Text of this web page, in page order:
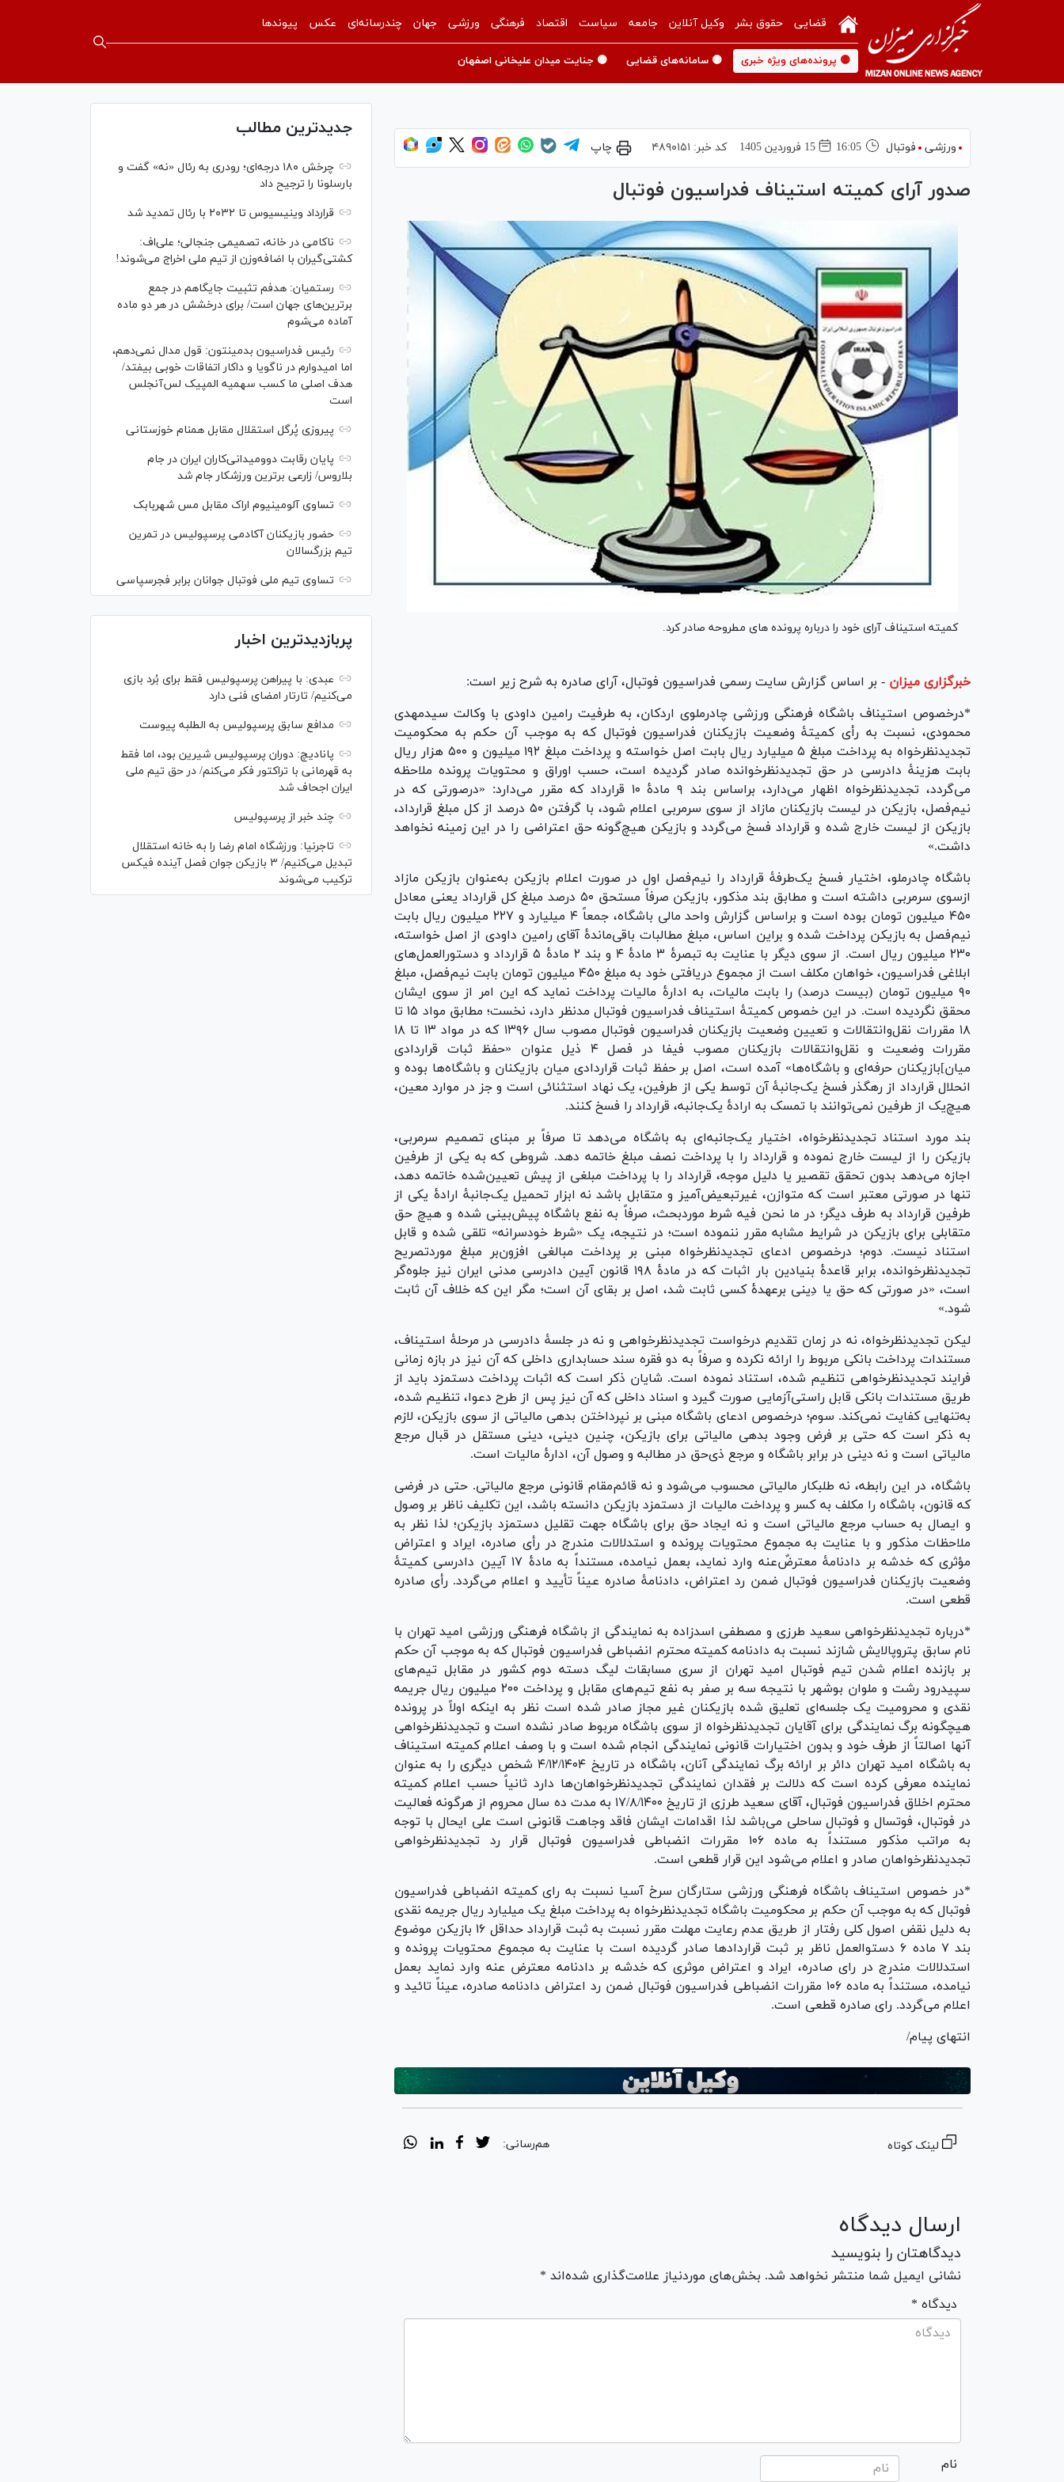
قضایی حقوق بشر وکیل آنلاین جامعه سیاست اقتصاد فرهنگی ورزشی جهان چندرسانه‌ای عکس پیوندها
🟡 پرونده‌های ویژه خبری 🟡 سامانه‌های قضایی 🟡 جنایت میدان علیخانی اصفهان
ورزشی فوتبال 16:05 15 فروردين 1405 کد خبر: ۴۸۹۰۱۵۱ چاپ
صدور آرای کمیته استیناف فدراسیون فوتبال
کمیته استیناف آرای خود را درباره پرونده های مطروحه صادر کرد.
خبرگزاری میزان - بر اساس گزارش سایت رسمی فدراسیون فوتبال، آرای صادره به شرح زیر است:
*درخصوص استیناف باشگاه فرهنگی ورزشی چادرملوی اردکان، به طرفیت رامین داودی با وکالت سیدمهدی
محمودی، نسبت به رأی کمیتۀ وضعیت بازیکنان فدراسیون فوتبال که به موجب آن حکم به محکومیت
تجدیدنظرخواه به پرداخت مبلغ ۵ میلیارد ریال بابت اصل خواسته و پرداخت مبلغ ۱۹۲ میلیون و ۵۰۰ هزار ریال
بابت هزینۀ دادرسی در حق تجدیدنظرخوانده صادر گردیده است، حسب اوراق و محتویات پرونده ملاحظه
می‌گردد، تجدیدنظرخواه اظهار می‌دارد، براساس بند ۹ مادۀ ۱۰ قرارداد که مقرر می‌دارد: «درصورتی که در
نیم‌فصل، بازیکن در لیست بازیکنان مازاد از سوی سرمربی اعلام شود، با گرفتن ۵۰ درصد از کل مبلغ قرارداد،
بازیکن از لیست خارج شده و قرارداد فسخ می‌گردد و بازیکن هیچ‌گونه حق اعتراضی را در این زمینه نخواهد
داشت.»
باشگاه چادرملو، اختیار فسخ یک‌طرفۀ قرارداد را نیم‌فصل اول در صورت اعلام بازیکن به‌عنوان بازیکن مازاد
ازسوی سرمربی داشته است و مطابق بند مذکور، بازیکن صرفاً مستحق ۵۰ درصد مبلغ کل قرارداد یعنی معادل
۴۵۰ میلیون تومان بوده است و براساس گزارش واحد مالی باشگاه، جمعاً ۴ میلیارد و ۲۲۷ میلیون ریال بابت
نیم‌فصل به بازیکن پرداخت شده و براین اساس، مبلغ مطالبات باقی‌ماندۀ آقای رامین داودی از اصل خواسته،
۲۳۰ میلیون ریال است. از سوی دیگر با عنایت به تبصرۀ ۳ مادۀ ۴ و بند ۲ مادۀ ۵ قرارداد و دستورالعمل‌های
ابلاغی فدراسیون، خواهان مکلف است از مجموع دریافتی خود به مبلغ ۴۵۰ میلیون تومان بابت نیم‌فصل، مبلغ
۹۰ میلیون تومان (بیست درصد) را بابت مالیات، به ادارۀ مالیات پرداخت نماید که این امر از سوی ایشان
محقق نگردیده است. در این خصوص کمیتۀ استیناف فدراسیون فوتبال مدنظر دارد، نخست؛ مطابق مواد ۱۵ تا
۱۸ مقررات نقل‌و‌انتقالات و تعیین وضعیت بازیکنان فدراسیون فوتبال مصوب سال ۱۳۹۶ که در مواد ۱۳ تا ۱۸
مقررات وضعیت و نقل‌وانتقالات بازیکنان مصوب فیفا در فصل ۴ ذیل عنوان «حفظ ثبات قراردادی
میان]بازیکنان حرفه‌ای و باشگاه‌ها» آمده است، اصل بر حفظ ثبات قراردادی میان بازیکنان و باشگاه‌ها بوده و
انحلال قرارداد از رهگذر فسخ یک‌جانبۀ آن توسط یکی از طرفین، یک نهاد استثنائی است و جز در موارد معین،
هیچ‌یک از طرفین نمی‌توانند با تمسک به ارادۀ یک‌جانبه، قرارداد را فسخ کنند.
بند مورد استناد تجدیدنظرخواه، اختیار یک‌جانبه‌ای به باشگاه می‌دهد تا صرفاً بر مبنای تصمیم سرمربی،
بازیکن را از لیست خارج نموده و قرارداد را با پرداخت نصف مبلغ خاتمه دهد. شروطی که به یکی از طرفین
اجازه می‌دهد بدون تحقق تقصیر یا دلیل موجه، قرارداد را با پرداخت مبلغی از پیش تعیین‌شده خاتمه دهد،
تنها در صورتی معتبر است که متوازن، غیرتبعیض‌آمیز و متقابل باشد نه ابزار تحمیل یک‌جانبۀ ارادۀ یکی از
طرفین قرارداد به طرف دیگر؛ در ما نحن فیه شرط موردبحث، صرفاً به نفع باشگاه پیش‌بینی شده و هیچ حق
متقابلی برای بازیکن در شرایط مشابه مقرر ننموده است؛ در نتیجه، یک «شرط خودسرانه» تلقی شده و قابل
استناد نیست. دوم؛ درخصوص ادعای تجدیدنظرخواه مبنی بر پرداخت مبالغی افزون‌بر مبلغ موردتصریح
تجدیدنظرخوانده، برابر قاعدۀ بنیادین بار اثبات که در مادۀ ۱۹۸ قانون آیین دادرسی مدنی ایران نیز جلوه‌گر
است، «در صورتی که حق یا دِینی برعهدۀ کسی ثابت شد، اصل بر بقای آن است؛ مگر این که خلاف آن ثابت
شود.»
لیکن تجدیدنظرخواه، نه در زمان تقدیم درخواست تجدیدنظرخواهی و نه در جلسۀ دادرسی در مرحلۀ استیناف،
مستندات پرداخت بانکی مربوط را ارائه نکرده و صرفاً به دو فقره سند حسابداری داخلی که آن نیز در بازه زمانی
فرایند تجدیدنظرخواهی تنظیم شده، استناد نموده است. شایان ذکر است که اثبات پرداخت دستمزد باید از
طریق مستندات بانکی قابل راستی‌آزمایی صورت گیرد و اسناد داخلی که آن نیز پس از طرح دعوا، تنظیم شده،
به‌تنهایی کفایت نمی‌کند. سوم؛ درخصوص ادعای باشگاه مبنی بر نپرداختن بدهی مالیاتی از سوی بازیکن، لازم
به ذکر است که حتی بر فرض وجود بدهی مالیاتی برای بازیکن، چنین دینی، دینی مستقل در قبال مرجع
مالیاتی است و نه دینی در برابر باشگاه و مرجع ذی‌حق در مطالبه و وصول آن، ادارۀ مالیات است.
باشگاه، در این رابطه، نه طلبکار مالیاتی محسوب می‌شود و نه قائم‌مقام قانونی مرجع مالیاتی. حتی در فرضی
که قانون، باشگاه را مکلف به کسر و پرداخت مالیات از دستمزد بازیکن دانسته باشد، این تکلیف ناظر بر وصول
و ایصال به حساب مرجع مالیاتی است و نه ایجاد حق برای باشگاه جهت تقلیل دستمزد بازیکن؛ لذا نظر به
ملاحظات مذکور و با عنایت به مجموع محتویات پرونده و استدلالات مندرج در رأی صادره، ایراد و اعتراض
مؤثری که خدشه بر دادنامۀ معترضٌ‌عنه وارد نماید، بعمل نیامده، مستنداً به مادۀ ۱۷ آیین دادرسی کمیتۀ
وضعیت بازیکنان فدراسیون فوتبال ضمن رد اعتراض، دادنامۀ صادره عیناً تأیید و اعلام می‌گردد. رأی صادره
قطعی است.
*درباره تجدیدنظرخواهی سعید طرزی و مصطفی اسدزاده به نمایندگی از باشگاه فرهنگی ورزشی امید تهران با
نام سابق پتروپالایش شازند نسبت به دادنامه کمیته محترم انضباطی فدراسیون فوتبال که به موجب آن حکم
بر بازنده اعلام شدن تیم فوتبال امید تهران از سری مسابقات لیگ دسته دوم کشور در مقابل تیم‌های
سپیدرود رشت و ملوان بوشهر با نتیجه سه بر صفر به نفع تیم‌های مقابل و پرداخت ۲۰۰ میلیون ریال جریمه
نقدی و محرومیت یک جلسه‌ای تعلیق شده بازیکنان غیر مجاز صادر شده است نظر به اینکه اولاً در پرونده
هیچگونه برگ نمایندگی برای آقایان تجدیدنظرخواه از سوی باشگاه مربوط صادر نشده است و تجدیدنظرخواهی
آنها اصالتاً از طرف خود و بدون اختیارات قانونی نمایندگی انجام شده است و با وصف اعلام کمیته استیناف
به باشگاه امید تهران دائر بر ارائه برگ نمایندگی آنان، باشگاه در تاریخ ۴/۱۲/۱۴۰۴ شخص دیگری را به عنوان
نماینده معرفی کرده است که دلالت بر فقدان نمایندگی تجدیدنظرخواهان‌ها دارد ثانیاً حسب اعلام کمیته
محترم اخلاق فدراسیون فوتبال، آقای سعید طرزی از تاریخ ۱۷/۸/۱۴۰۰ به مدت ده سال محروم از هرگونه فعالیت
در فوتبال، فوتسال و فوتبال ساحلی می‌باشد لذا اقدامات ایشان فاقد وجاهت قانونی است علی ایحال با توجه
به مراتب مذکور مستنداً به ماده ۱۰۶ مقررات انضباطی فدراسیون فوتبال قرار رد تجدیدنظرخواهی
تجدیدنظرخواهان صادر و اعلام می‌شود این قرار قطعی است.
*در خصوص استیناف باشگاه فرهنگی ورزشی ستارگان سرخ آسیا نسبت به رای کمیته انضباطی فدراسیون
فوتبال که به موجب آن حکم بر محکومیت باشگاه تجدیدنظرخواه به پرداخت مبلغ یک میلیارد ریال جریمه نقدی
به دلیل نقض اصول کلی رفتار از طریق عدم رعایت مهلت مقرر نسبت به ثبت قرارداد حداقل ۱۶ بازیکن موضوع
بند ۷ ماده ۶ دستوالعمل ناظر بر ثبت قرارداد‌ها صادر گردیده است با عنایت به مجموع محتویات پرونده و
استدلالات مندرج در رای صادره، ایراد و اعتراض موثری که خدشه بر دادنامه معترض عنه وارد نماید بعمل
نیامده، مستنداً به ماده ۱۰۶ مقررات انضباطی فدراسیون فوتبال ضمن رد اعتراض دادنامه صادره، عیناً تائید و
اعلام می‌گردد. رای صادره قطعی است.
انتهای پیام/
لینک کوتاه هم‌رسانی:
ارسال دیدگاه
دیدگاهتان را بنویسید
نشانی ایمیل شما منتشر نخواهد شد. بخش‌های موردنیاز علامت‌گذاری شده‌اند *
* دیدگاه
نام
جدیدترین مطالب
چرخش ۱۸۰ درجه‌ای؛ رودری به رئال «نه» گفت و
بارسلونا را ترجیح داد
قرارداد وینیسیوس تا ۲۰۳۲ با رئال‌ تمدید شد
ناکامی در خانه، تصمیمی جنجالی؛ علی‌اف:
کشتی‌گیران با اضافه‌وزن از تیم ملی اخراج می‌شوند!
رستمیان: هدفم تثبیت جایگاهم در جمع
برترین‌های جهان است/ برای درخشش در هر دو ماده
آماده می‌شوم
رئیس فدراسیون بدمینتون: قول مدال نمی‌دهم،
اما امیدوارم در ناگویا و داکار اتفاقات خوبی بیفتد/
هدف اصلی ما کسب سهمیه المپیک لس‌آنجلس
است
پیروزی پُرگل استقلال مقابل همنام خوزستانی
پایان رقابت دوومیدانی‌کاران ایران در جام
بلاروس/ زارعی برترین ورزشکار جام شد
تساوی آلومینیوم اراک مقابل مس شهربابک
حضور بازیکنان آکادمی پرسپولیس در تمرین
تیم بزرگسالان
تساوی تیم ملی فوتبال جوانان برابر فجرسپاسی
پربازدیدترین اخبار
عبدی: با پیراهن پرسپولیس فقط برای بُرد بازی
می‌کنیم/ تارتار امضای فنی دارد
مدافع سابق پرسپولیس به الطلبه پیوست
پانادیچ: دوران پرسپولیس شیرین بود، اما فقط
به قهرمانی با تراکتور فکر می‌کنم/ در حق تیم ملی
ایران اجحاف شد
چند خبر از پرسپولیس
تاجرنیا: ورزشگاه امام رضا را به خانه استقلال
تبدیل می‌کنیم/ ۳ بازیکن جوان فصل آینده فیکس
ترکیب می‌شوند